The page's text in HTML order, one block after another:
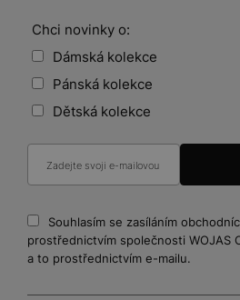
Chci novinky o:
Dámská kolekce
Pánská kolekce
Dětská kolekce
Souhlasím se zasíláním
prostřednictvím společnosti WOJAS
a to prostřednictvím e-mailu.